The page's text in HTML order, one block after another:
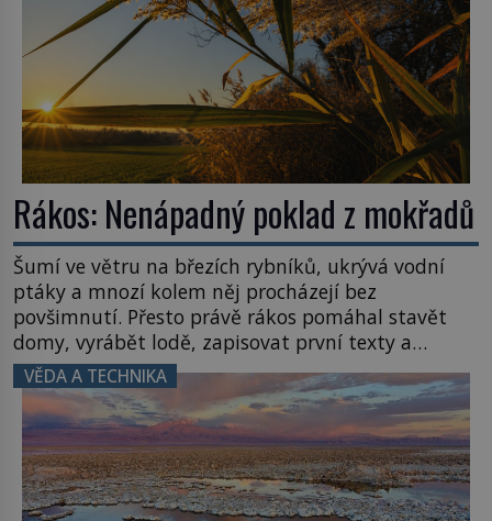
Rákos: Nenápadný poklad z mokřadů
Šumí ve větru na březích rybníků, ukrývá vodní
ptáky a mnozí kolem něj procházejí bez
povšimnutí. Přesto právě rákos pomáhal stavět
domy, vyrábět lodě, zapisovat první texty a
inspiroval řadu pověstí. Tato skromná, ale
užitečná rostlina provází člověka už tisíce let.
Většina lidí vnímá rákos jen jako obyčejnou kulisu
letního koupání. Stačí se však podívat […]
VĚDA A TECHNIKA